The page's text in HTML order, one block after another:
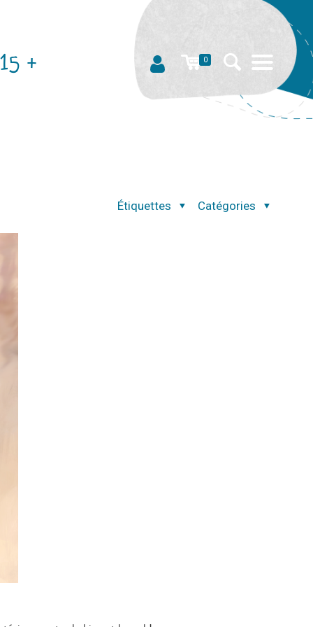
15 + 0
Catégories
Étiquettes